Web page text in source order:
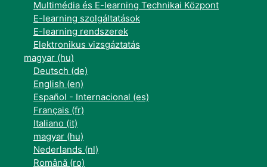
Multimédia és E-learning Technikai Központ
E-learning szolgáltatások
E-learning rendszerek
Elektronikus vizsgáztatás
magyar ‎(hu)‎
Deutsch ‎(de)‎
English ‎(en)‎
Español - Internacional ‎(es)‎
Français ‎(fr)‎
Italiano ‎(it)‎
magyar ‎(hu)‎
Nederlands ‎(nl)‎
Română ‎(ro)‎